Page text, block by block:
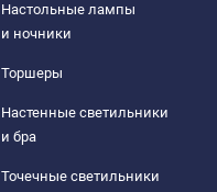
Настольные лампы
и ночники
Торшеры
Настенные светильники
и бра
Точечные светильники